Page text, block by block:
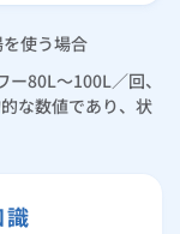
使う場合
80L～100L／回、
な数値であり、状